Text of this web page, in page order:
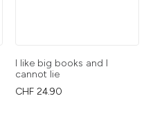
I like big books and I
cannot lie
CHF 24.90